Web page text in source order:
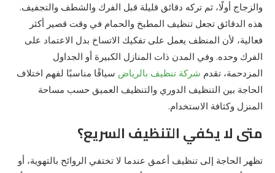
والزجاج أولًا، ثم تركه دقائق قليلة قبل الفرك والشطف والتجفيف.
هذه الدقائق تجعل تنظيف المطبخ والحمام في وقت قصير أكثر
فعالية، لأن المنظف يعمل على تفكيك الاتساخ بدل الاعتماد على
الفرك وحده. وفي المدن ذات المنازل الكبيرة أو الجداول
المزدحمة، تقدم شركة تنظيف بالرياض سياقًا مناسبًا لفهم اختلاف
الحاجة بين التنظيف الدوري والتنظيف العميق حسب مساحة
المنزل وكثافة الاستخدام.
متى لا يكفي التنظيف السريع؟
تظهر الحاجة إلى تنظيف أعمق عندما لا تختفي الروائح بالتهوية، أو